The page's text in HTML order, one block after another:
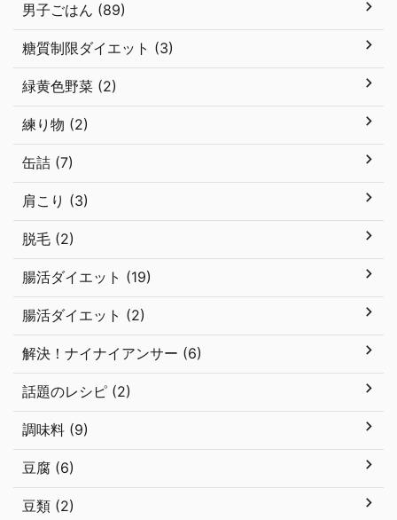
男子ごはん (89)
糖質制限ダイエット (3)
緑黄色野菜 (2)
練り物 (2)
缶詰 (7)
肩こり (3)
脱毛 (2)
腸活ダイエット (19)
腸活ダイエット (2)
解決！ナイナイアンサー (6)
話題のレシピ (2)
調味料 (9)
豆腐 (6)
豆類 (2)